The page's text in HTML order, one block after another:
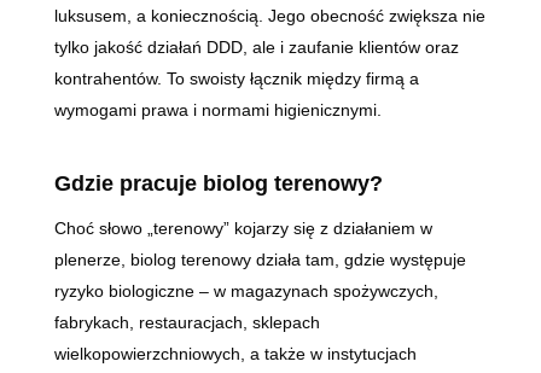
luksusem, a koniecznością. Jego obecność zwiększa nie
tylko jakość działań DDD, ale i zaufanie klientów oraz
kontrahentów. To swoisty łącznik między firmą a
wymogami prawa i normami higienicznymi.
Gdzie pracuje biolog terenowy?
Choć słowo „terenowy” kojarzy się z działaniem w
plenerze, biolog terenowy działa tam, gdzie występuje
ryzyko biologiczne – w magazynach spożywczych,
fabrykach, restauracjach, sklepach
wielkopowierzchniowych, a także w instytucjach